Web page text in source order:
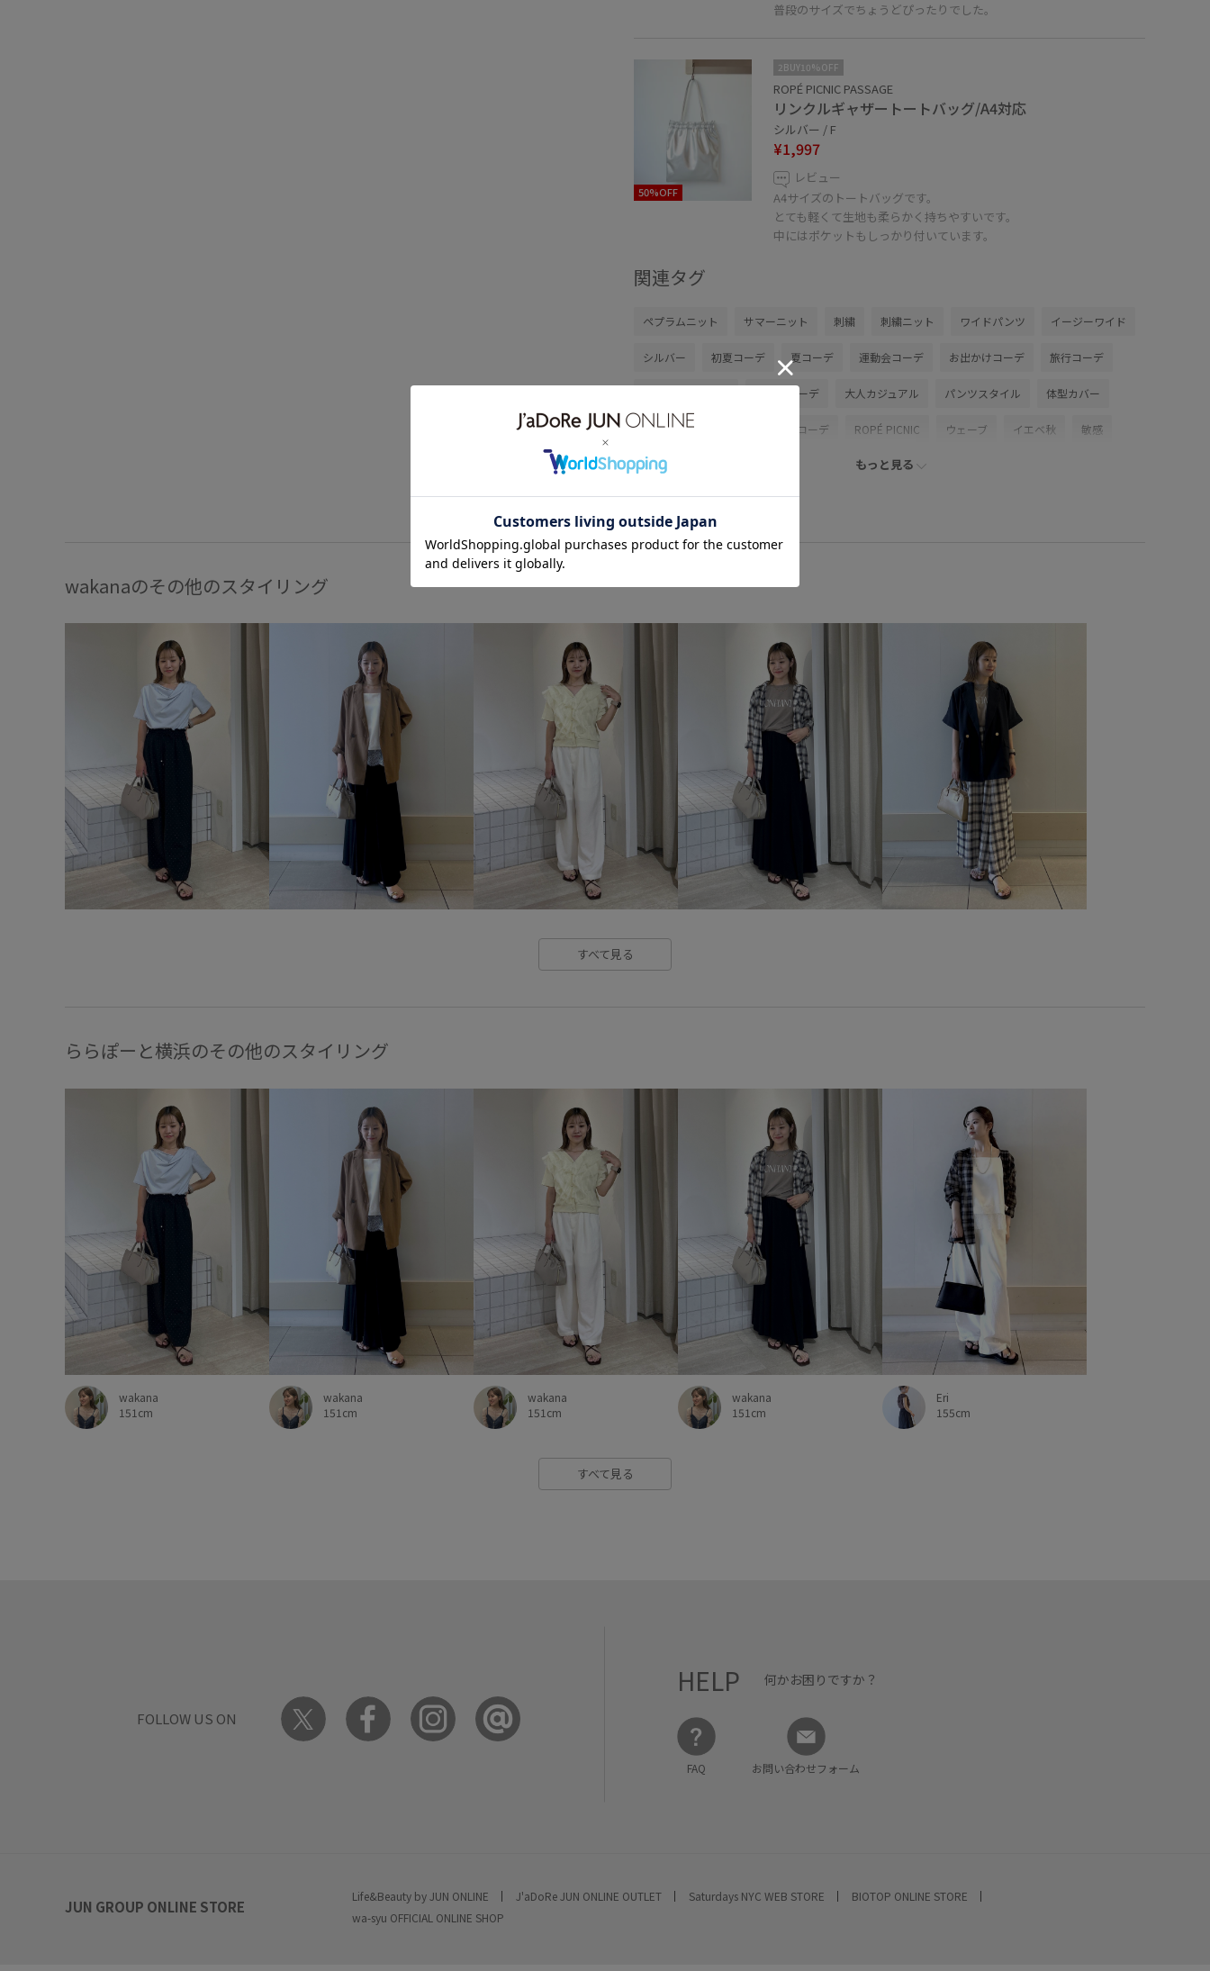
普段のサイズでちょうどぴったりでした。
50%OFF
2BUY10%OFF
ROPÉ PICNIC PASSAGE
リンクルギャザートートバッグ/A4対応
シルバー / F
¥1,997
レビュー
A4サイズのトートバッグです。
とても軽くて生地も柔らかく持ちやすいです。
中にはポケットもしっかり付いています。
関連タグ
ペプラムニット サマーニット 刺繍 刺繍ニット ワイドパンツ イージーワイド
シルバー 初夏コーデ 夏コーデ 運動会コーデ お出かけコーデ 旅行コーデ
フェスコーデ 大人カジュアル パンツスタイル 体型カバー
カジュアルコーデ シンプルコーデ ROPÉ PICNIC ウェーブ イエベ秋 敏感
低身長 パンツ
バレエシューズ GDM16660
26SSRPgoods 26SSシャーベットニット
カラーニット カーディガン コットン
シアー素材 シャリ感 スカーフ スクエアトゥ
スッキリ ストレスフリー セット タイト
ドライタッチ ナイロン フェイクレザー
ペプラム ミニバッグ メリハリ レイヤードスタイル
ワンピース ヴィンテージ感 上品
冷んやり 切り替え 大人の女性 大人可愛い 履きやすい 幅広 抜け感
機能素材 立体感 脚長効果
もっと見る
wakanaのその他のスタイリング
すべて見る
ららぽーと横浜のその他のスタイリング
wakana
151cm
wakana
151cm
wakana
151cm
wakana
151cm
Eri
155cm
すべて見る
FOLLOW US ON
HELP 何かお困りですか？
FAQ お問い合わせフォーム
JUN GROUP ONLINE STORE
Life&Beauty by JUN ONLINE J'aDoRe JUN ONLINE OUTLET Saturdays NYC WEB STORE
BIOTOP ONLINE STORE
wa-syu OFFICIAL ONLINE SHOP